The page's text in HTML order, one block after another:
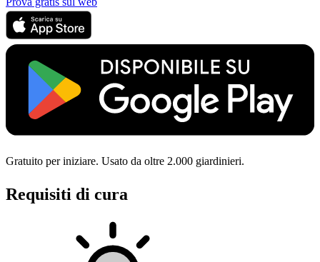
Gratuito per iniziare. Usato da oltre 2.000 giardinieri.
Requisiti di cura